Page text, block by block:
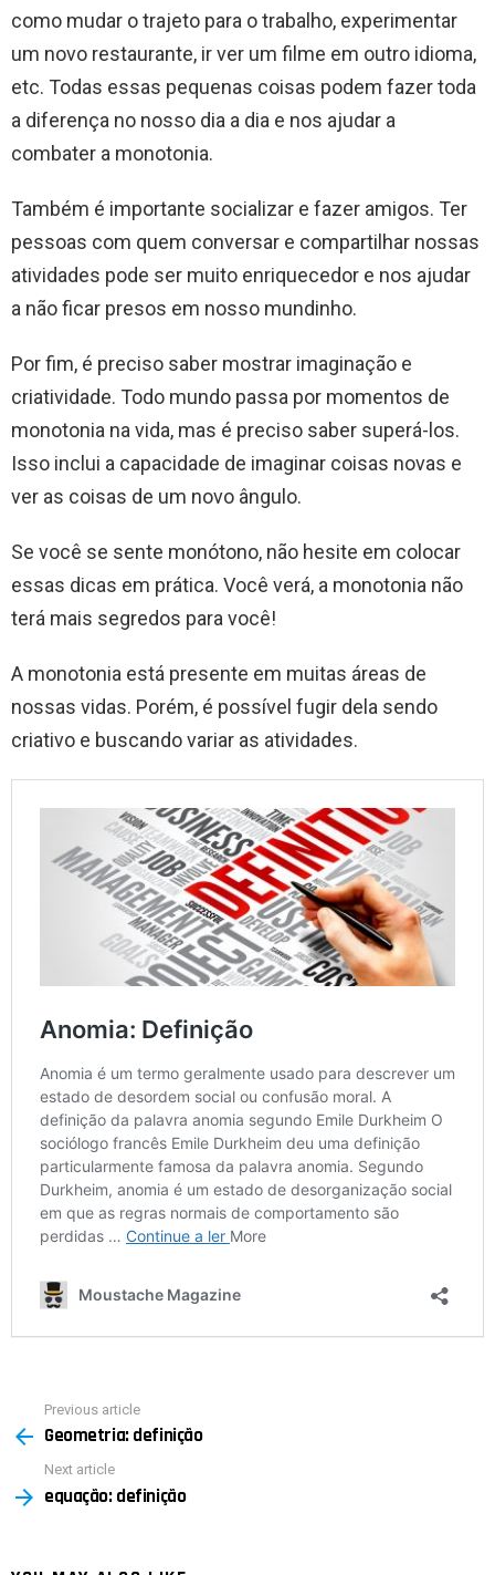
como mudar o trajeto para o trabalho, experimentar
um novo restaurante, ir ver um filme em outro idioma,
etc. Todas essas pequenas coisas podem fazer toda
a diferença no nosso dia a dia e nos ajudar a
combater a monotonia.
Também é importante socializar e fazer amigos. Ter
pessoas com quem conversar e compartilhar nossas
atividades pode ser muito enriquecedor e nos ajudar
a não ficar presos em nosso mundinho.
Por fim, é preciso saber mostrar imaginação e
criatividade. Todo mundo passa por momentos de
monotonia na vida, mas é preciso saber superá-los.
Isso inclui a capacidade de imaginar coisas novas e
ver as coisas de um novo ângulo.
Se você se sente monótono, não hesite em colocar
essas dicas em prática. Você verá, a monotonia não
terá mais segredos para você!
A monotonia está presente em muitas áreas de
nossas vidas. Porém, é possível fugir dela sendo
criativo e buscando variar as atividades.
more
Previous article
Geometria: definição
Next article
equação: definição